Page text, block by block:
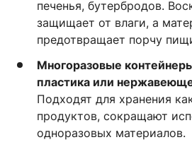
печенья, бутербродов.
защищает от влаги, а
предотвращает порчу
Многоразовые
пластика или
Подходят для хранения
продуктов, сокращают
одноразовых материалов.